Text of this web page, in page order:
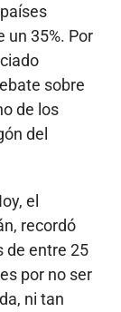
un 35%. Por
sobre
de los
del
el
recordó
de entre 25
por no ser
ni tan